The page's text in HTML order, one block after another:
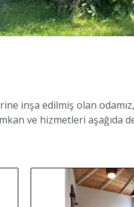
inşa edilmiş olan
ve hizmetleri aşağıda